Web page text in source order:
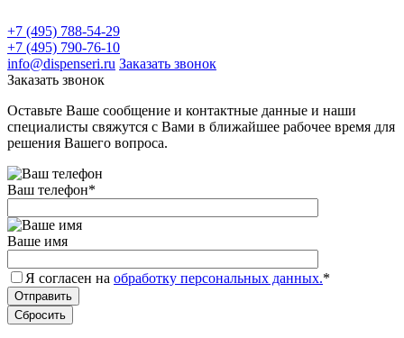
+7 (495) 788-54-29
+7 (495) 790-76-10
info@dispenseri.ru Заказать звонок
Заказать звонок
Оставьте Ваше сообщение и контактные данные и наши
специалисты свяжутся с Вами в ближайшее рабочее время для
решения Вашего вопроса.
Ваш телефон*
Ваше имя
Я согласен на обработку персональных данных.*